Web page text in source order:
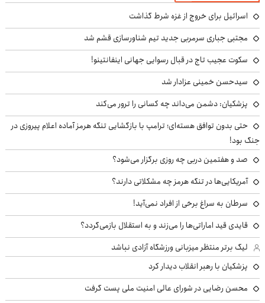
اسرائیل برای خروج از غزه شرط گذاشت
مجتبی جباری سرمربی جدید تیم شناورسازی قشم شد
سکوت عجیب تاج در قبال رسوایی جهانی اینفانتینو!
سیدحسن خمینی عزادار شد
پزشکیان: دشمن می‌داند چه کسانی را ترور می‌کند
حتی بدون توافق هسته‌ای؛ ترامپ با بازگشایی تنگه هرمز آماده اعلام پیروزی در
جنگ بود!
صد و هفتمین دربی چه روزی برگزار می‌شود؟
آمریکایی‌ها در تنگه هرمز چه مشکلاتی دارند؟
سرطان به سراغ برخی از افراد نمی‌آید!
قایدی قید اماراتی‌ها را می‌زند و به استقلال بازمی‌گردد؟
لیگ برتر منتظر میزبانی ورزشگاه آزادی نباشد
پزشکیان با رهبر انقلاب دیدار کرد
محسن رضایی در شورای عالی امنیت ملی پست گرفت